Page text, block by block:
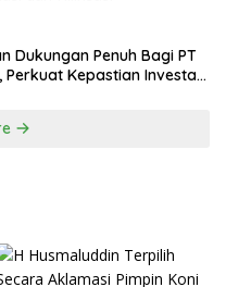
Dukungan Penuh Bagi PT
Perkuat Kepastian Investasi